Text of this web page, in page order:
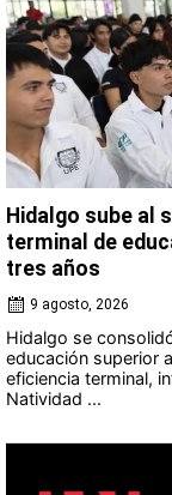
Hidalgo sube al
terminal de
tres años
9 agosto, 2026
Hidalgo se
educación superior
eficiencia terminal,
Natividad ...